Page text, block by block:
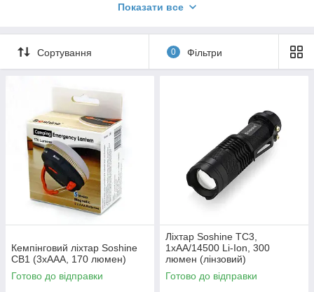
підрозділ - світлодіодні ліхтарі, які вирізняються
помірні ціни. Купуючи будь-яку продукцію компанії Soshine,
Ви отримуєте надійний і високоякісний продукт, водночас
піклуючись про довкілля.
Показати все
Сортування 0 Фільтри
Кемпінговий ліхтар Soshine
CB1 (3xAAA, 170 люмен)
Готово до відправки
Ліхтар Soshine TC3,
1xAA/14500 Li-Ion, 300
люмен (лінзовий)
Готово до відправки